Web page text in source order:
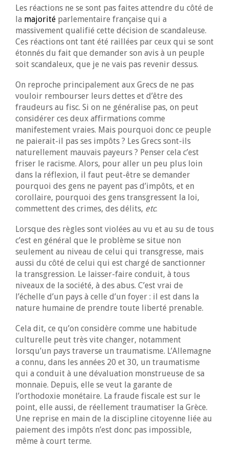
Les réactions ne se sont pas faites attendre du côté de
la majorité parlementaire française qui a
massivement qualifié cette décision de scandaleuse.
Ces réactions ont tant été raillées par ceux qui se sont
étonnés du fait que demander son avis à un peuple
soit scandaleux, que je ne vais pas revenir dessus.
On reproche principalement aux Grecs de ne pas
vouloir rembourser leurs dettes et d’être des
fraudeurs au fisc. Si on ne généralise pas, on peut
considérer ces deux affirmations comme
manifestement vraies. Mais pourquoi donc ce peuple
ne paierait-il pas ses impôts ? Les Grecs sont-ils
naturellement mauvais payeurs ? Penser cela c’est
friser le racisme. Alors, pour aller un peu plus loin
dans la réflexion, il faut peut-être se demander
pourquoi des gens ne payent pas d’impôts, et en
corollaire, pourquoi des gens transgressent la loi,
commettent des crimes, des délits, etc.
Lorsque des règles sont violées au vu et au su de tous
c’est en général que le problème se situe non
seulement au niveau de celui qui transgresse, mais
aussi du côté de celui qui est chargé de sanctionner
la transgression. Le laisser-faire conduit, à tous
niveaux de la société, à des abus. C’est vrai de
l’échelle d’un pays à celle d’un foyer : il est dans la
nature humaine de prendre toute liberté prenable.
Cela dit, ce qu’on considère comme une habitude
culturelle peut très vite changer, notamment
lorsqu’un pays traverse un traumatisme. L’Allemagne
a connu, dans les années 20 et 30, un traumatisme
qui a conduit à une dévaluation monstrueuse de sa
monnaie. Depuis, elle se veut la garante de
l’orthodoxie monétaire. La fraude fiscale est sur le
point, elle aussi, de réellement traumatiser la Grèce.
Une reprise en main de la discipline citoyenne liée au
paiement des impôts n’est donc pas impossible,
même à court terme.